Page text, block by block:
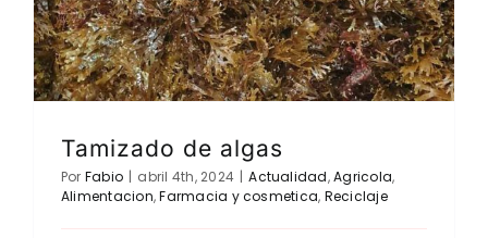
Tamizado de algas
Por Fabio | abril 4th, 2024 | Actualidad,Agricola,
Alimentacion,Farmacia y cosmetica, Reciclaje